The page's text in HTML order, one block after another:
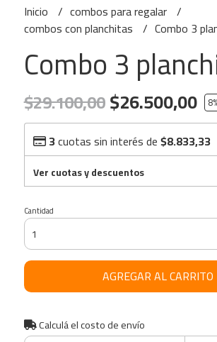
Inicio
combos para regalar
combos con planchitas
Combo 3
Combo 3
$29.100,00$26.500,00 8
3cuotas sin interés de$8.833,33
Ver cuotas y descuentos
Cantidad
AGREGAR AL CARRITO
Calculá el costo de envío